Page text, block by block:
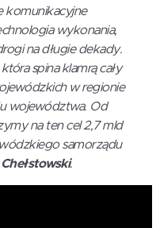
komunikacyjne
wykonania,
na długie dekady.
spina klamrą cały
w regionie
województwa. Od
na ten cel 2,7 mld
samorządu
.